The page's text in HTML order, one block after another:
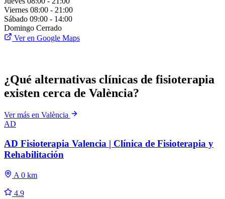
Viernes 08:00 - 21:00
Sábado 09:00 - 14:00
Domingo Cerrado
Ver en Google Maps
¿Qué alternativas clínicas de fisioterapia
existen cerca de València?
Ver más en València
AD
AD Fisioterapia Valencia | Clínica de Fisioterapia y
Rehabilitación
A 0 km
4.9